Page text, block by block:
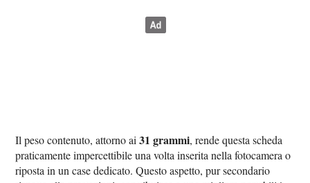
Il peso contenuto, attorno ai31 grammi, rende questa scheda
praticamente impercettibile una volta inserita nella fotocamera o
riposta in un case dedicato. Questo aspetto, pur secondario